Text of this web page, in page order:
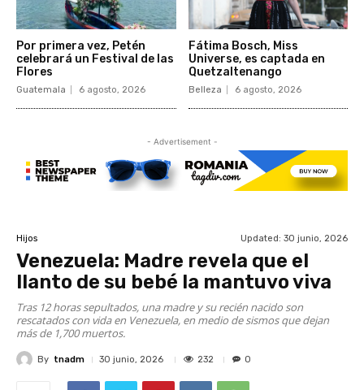
Por primera vez, Petén
celebrará un Festival de las
Flores
Guatemala 6 agosto, 2026
Fátima Bosch, Miss
Universe, es captada en
Quetzaltenango
Belleza 6 agosto, 2026
- Advertisement -